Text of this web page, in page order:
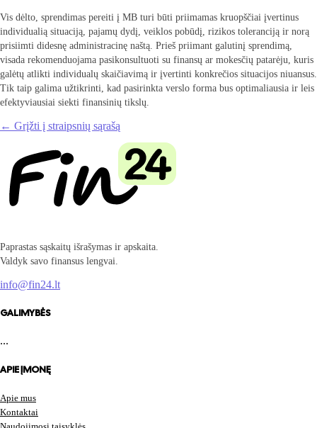
Vis dėlto, sprendimas pereiti į MB turi būti priimamas kruopščiai įvertinus
individualią situaciją, pajamų dydį, veiklos pobūdį, rizikos toleranciją ir norą
prisiimti didesnę administracinę naštą. Prieš priimant galutinį sprendimą,
visada rekomenduojama pasikonsultuoti su finansų ar mokesčių patarėju, kuris
galėtų atlikti individualų skaičiavimą ir įvertinti konkrečios situacijos niuansus.
Tik taip galima užtikrinti, kad pasirinkta verslo forma bus optimaliausia ir leis
efektyviausiai siekti finansinių tikslų.
← Grįžti į straipsnių sąrašą
Paprastas sąskaitų išrašymas ir apskaita.
Valdyk savo finansus lengvai.
info@fin24.lt
GALIMYBĖS
...
APIE ĮMONĘ
Apie mus
Kontaktai